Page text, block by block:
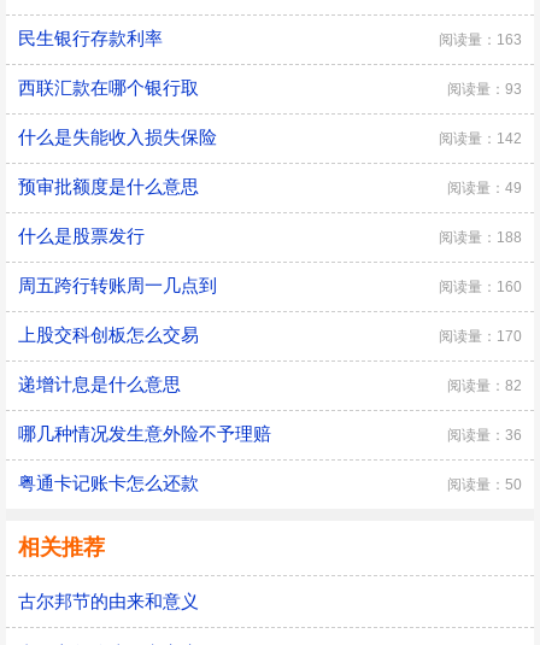
民生银行存款利率 阅读量：163
西联汇款在哪个银行取 阅读量：93
什么是失能收入损失保险 阅读量：142
预审批额度是什么意思 阅读量：49
什么是股票发行 阅读量：188
周五跨行转账周一几点到 阅读量：160
上股交科创板怎么交易 阅读量：170
递增计息是什么意思 阅读量：82
哪几种情况发生意外险不予理赔 阅读量：36
粤通卡记账卡怎么还款 阅读量：50
相关推荐
古尔邦节的由来和意义